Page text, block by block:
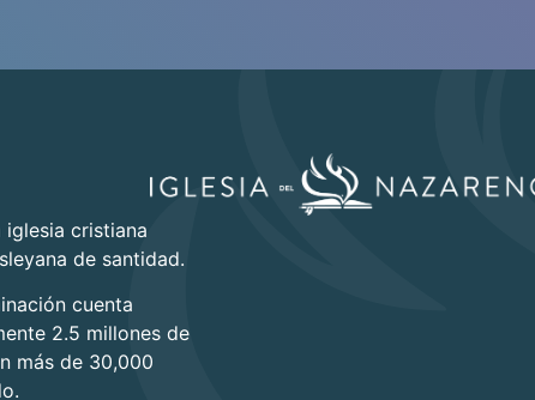
iglesia cristiana
de santidad.
cuenta
2.5 millones de
más de 30,000